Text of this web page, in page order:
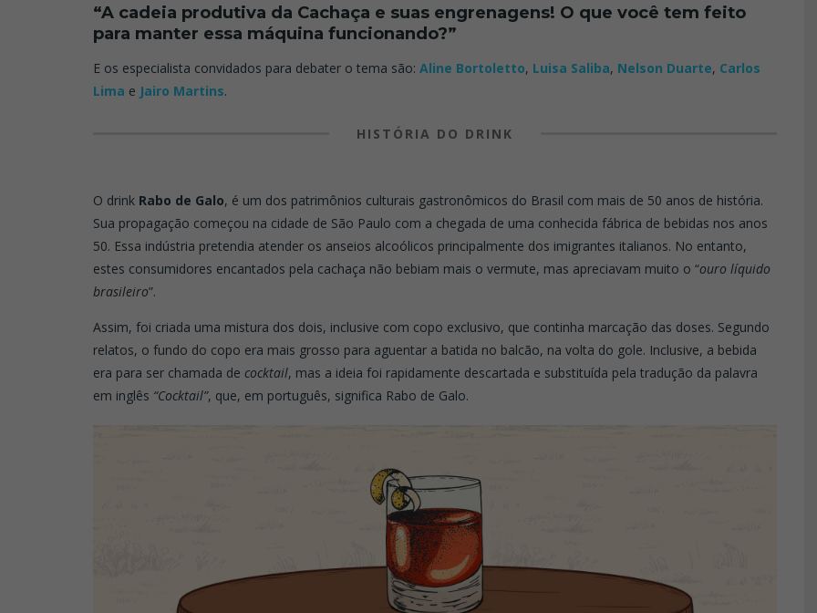
“A cadeia produtiva da Cachaça e suas engrenagens! O que você tem feito
para manter essa máquina funcionando?”
E os especialista convidados para debater o tema são: Aline Bortoletto, Luisa Saliba, Nelson Duarte, Carlos
Lima e Jairo Martins.
HISTÓRIA DO DRINK
O drink Rabo de Galo, é um dos patrimônios culturais gastronômicos do Brasil com mais de 50 anos de história.
Sua propagação começou na cidade de São Paulo com a chegada de uma conhecida fábrica de bebidas nos anos
50. Essa indústria pretendia atender os anseios alcoólicos principalmente dos imigrantes italianos. No entanto,
estes consumidores encantados pela cachaça não bebiam mais o vermute, mas apreciavam muito o “ouro líquido
brasileiro”.
Assim, foi criada uma mistura dos dois, inclusive com copo exclusivo, que continha marcação das doses. Segundo
relatos, o fundo do copo era mais grosso para aguentar a batida no balcão, na volta do gole. Inclusive, a bebida
era para ser chamada de cocktail, mas a ideia foi rapidamente descartada e substituída pela tradução da palavra
em inglês “Cocktail”, que, em português, significa Rabo de Galo.